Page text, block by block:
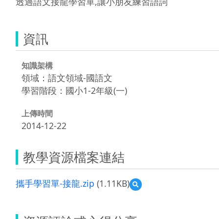
資訊
知識架構
領域：語文領域-國語文
學習階段：國小1-2年級(一)
上傳時間
2014-12-22
教學資源檔案連結
攜手學習單-接龍.zip (1.11KB)
預
覽